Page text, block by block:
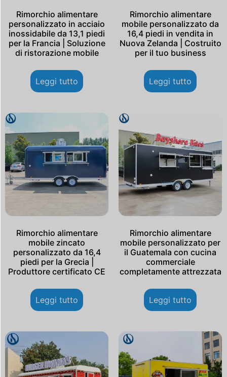
Rimorchio alimentare
personalizzato in acciaio
inossidabile da 13,1 piedi
per la Francia | Soluzione
di ristorazione mobile
Leggi tutto
Rimorchio alimentare
mobile personalizzato da
16,4 piedi in vendita in
Nuova Zelanda | Costruito
per il tuo business
Leggi tutto
Rimorchio alimentare
mobile zincato
personalizzato da 16,4
piedi per la Grecia |
Produttore certificato CE
Leggi tutto
Rimorchio alimentare
mobile personalizzato per
il Guatemala con cucina
commerciale
completamente attrezzata
Leggi tutto